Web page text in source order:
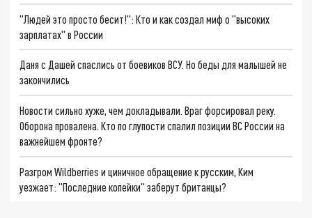
"Людей это просто бесит!": Кто и как создал миф о "высоких
зарплатах" в России
Даня с Дашей спаслись от боевиков ВСУ. Но беды для малышей не
закончились
Новости сильно хуже, чем докладывали. Враг форсировал реку.
Оборона провалена. Кто по глупости спалил позиции ВС России на
важнейшем фронте?
Разгром Wildberries и циничное обращение к русским, Ким
уезжает: "Последние копейки" заберут британцы?